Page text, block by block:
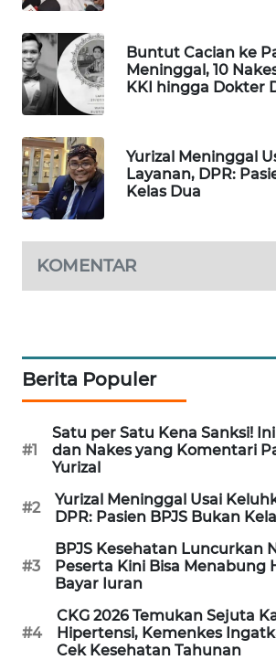
Buntut Cacian ke
Meninggal, 10
KKI hingga Dokter
Yurizal Meninggal
Layanan, DPR:
Kelas Dua
KOMENTAR
Berita Populer
#1
Satu per Satu Kena Sanksi!
dan Nakes yang Komentari
Yurizal
#2
Yurizal Meninggal Usai
DPR: Pasien BPJS Bukan
#3
BPJS Kesehatan Luncurkan
Peserta Kini Bisa Menabung
Bayar Iuran
#4
CKG 2026 Temukan Sejuta
Hipertensi, Kemenkes
Cek Kesehatan Tahunan
ID
WAHANANEWS
CO ID
NET
WAHANA
SPORT
WAHANA
WAHANA
WAHANA
HEALTH
DESA
WISATA